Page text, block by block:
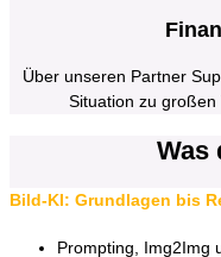
Über unseren Partner
Situation zu großen
Was
Bild-KI: Grundlagen bis
Prompting, Img2Img